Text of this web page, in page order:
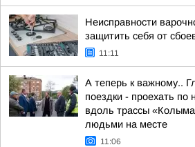
Неисправности
защитить себя от
11:11
А теперь к важному..
поездки - проехать по
вдоль трассы
людьми на месте
11:06